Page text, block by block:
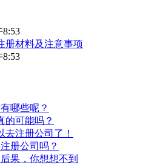
8:53
册材料及注意事项
8:53
哪些呢？
的可能吗？
去注册公司了！
册公司吗？
果，你想想不到